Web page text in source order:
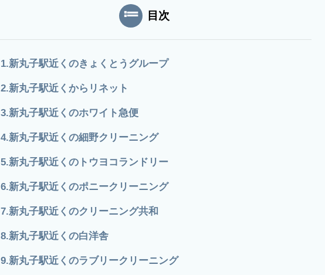
目次
1.新丸子駅近くのきょくとうグループ
2.新丸子駅近くからリネット
3.新丸子駅近くのホワイト急便
4.新丸子駅近くの細野クリーニング
5.新丸子駅近くのトウヨコランドリー
6.新丸子駅近くのポニークリーニング
7.新丸子駅近くのクリーニング共和
8.新丸子駅近くの白洋舎
9.新丸子駅近くのラブリークリーニング